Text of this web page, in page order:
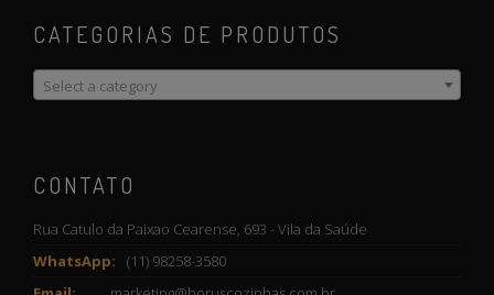
CATEGORIAS DE PRODUTOS
Select a category
CONTATO
Rua Catulo da Paixao Cearense, 693 - Vila da Saúde
WhatsApp:
(11) 98258-3580